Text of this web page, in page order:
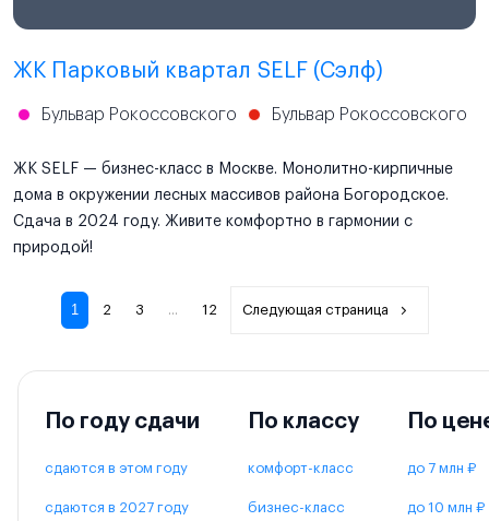
ЖК Парковый квартал SELF (Сэлф)
Бульвар Рокоссовского Бульвар Рокоссовского
ЖК SELF — бизнес-класс в Москве. Монолитно-кирпичные
дома в окружении лесных массивов района Богородское.
Сдача в 2024 году. Живите комфортно в гармонии с
природой!
1 2 3 ... 12 Следующая страница
По году сдачи
сдаются в этом году
сдаются в 2027 году
По классу
комфорт-класс
бизнес-класс
По
до 7 млн ₽
до 10 млн ₽